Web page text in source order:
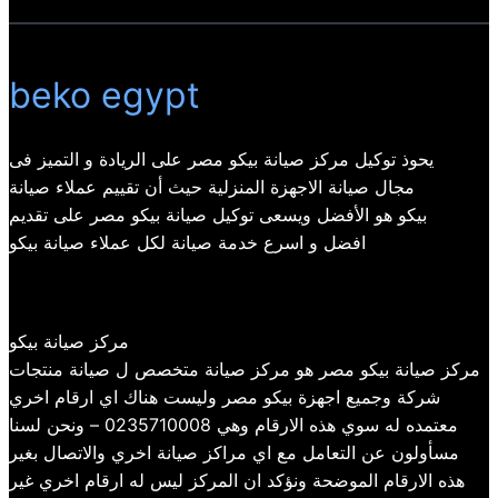
beko egypt
يحوذ توكيل مركز صيانة بيكو مصر على الريادة و التميز فى
مجال صيانة الاجهزة المنزلية حيث أن تقييم عملاء صيانة
بيكو هو الأفضل ويسعى توكيل صيانة بيكو مصر على تقديم
افضل و اسرع خدمة صيانة لكل عملاء صيانة بيكو
مركز صيانة بيكو
مركز صيانة بيكو مصر هو مركز صيانة متخصص ل صيانة منتجات
شركة وجميع اجهزة بيكو مصر وليست هناك اي ارقام اخري
معتمده له سوي هذه الارقام وهي 0235710008 – ونحن لسنا
مسأولون عن التعامل مع اي مراكز صيانة اخري والاتصال بغير
هذه الارقام الموضحة ونؤكد ان المركز ليس له ارقام اخري غير